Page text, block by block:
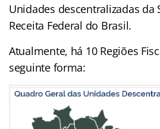
Unidades descentralizadas da
Receita Federal do Brasil.
Atualmente, há 10 Regiões
seguinte forma: